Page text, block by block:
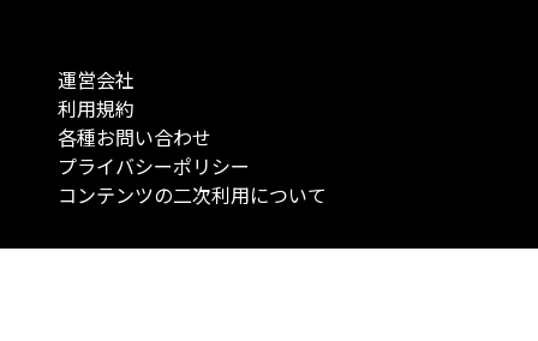
運営会社
利用規約
各種お問い合わせ
プライバシーポリシー
コンテンツの二次利用について